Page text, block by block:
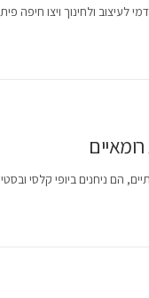
ולחינוך ויצו חיפה
הם ניחנים ביופי קלסי